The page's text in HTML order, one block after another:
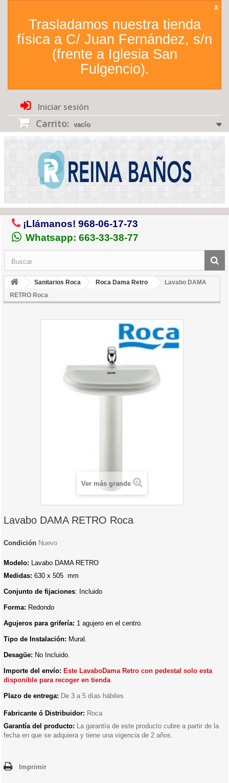
Trasladamos nuestra tienda
física a C/ Juan Fernández, s/n
(frente a Iglesia San
Fulgencio).
X
Iniciar sesión
Carrito: vacío
¡Llámanos! 968-06-17-73
Whatsapp: 663-33-38-77
Sanitarios Roca Roca Dama Retro
Lavabo DAMA
RETRO Roca
Ver más grande
Lavabo DAMA RETRO Roca
Condición Nuevo
Modelo: Lavabo DAMA RETRO
Medidas: 630 x 505 mm
Conjunto de fijaciones: Incluido
Forma: Redondo
Agujeros para grifería: 1 agujero en el centro.
Tipo de Instalación: Mural.
Desagüe: No Incluido.
Importe del envío: Este LavaboDama Retro con pedestal solo esta
disponible para recoger en tienda.
Plazo de entrega: De 3 a 5 días hábiles
Fabricante ó Distribuidor: Roca
Garantía del producto: La garantía de este producto cubre a partir de la
fecha en que se adquiera y tiene una vigencia de 2 años.
Imprimir